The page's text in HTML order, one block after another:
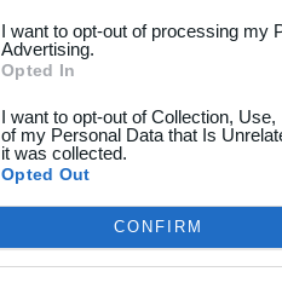
I want to opt-out of processing my
Advertising.
Opted In
I want to opt-out of Collection,
of my Personal Data that Is
it was collected.
Opted Out
CONFIRM